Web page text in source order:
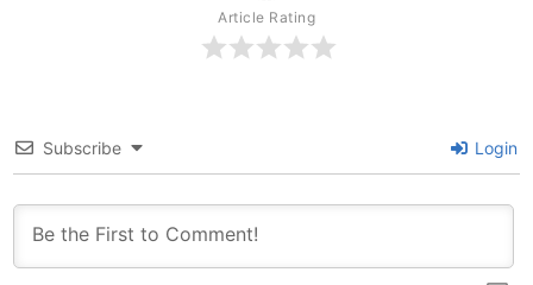
Article Rating
Subscribe Login